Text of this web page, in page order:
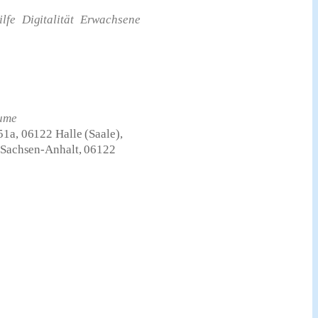
Digitalität Erwachsene
06122 Halle (Saale),
Anhalt, 06122